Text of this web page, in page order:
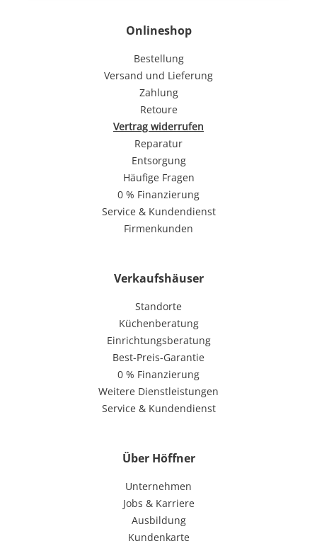
Onlineshop
Bestellung
Versand und Lieferung
Zahlung
Retoure
Vertrag widerrufen
Reparatur
Entsorgung
Häufige Fragen
0 % Finanzierung
Service & Kundendienst
Firmenkunden
Verkaufshäuser
Standorte
Küchenberatung
Einrichtungsberatung
Best-Preis-Garantie
0 % Finanzierung
Weitere Dienstleistungen
Service & Kundendienst
Über Höffner
Unternehmen
Jobs & Karriere
Ausbildung
Kundenkarte